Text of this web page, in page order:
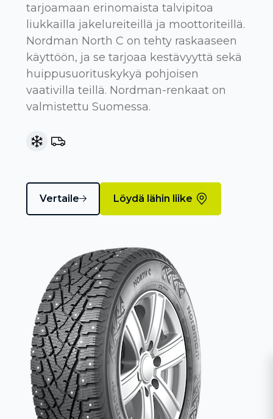
tarjoamaan erinomaista talvipitoa
liukkailla jakelureiteillä ja moottoriteillä.
Nordman North C on tehty raskaaseen
käyttöön, ja se tarjoaa kestävyyttä sekä
huippusuorituskykyä pohjoisen
vaativilla teillä. Nordman-renkaat on
valmistettu Suomessa.
Vertaile Löydä lähin liike